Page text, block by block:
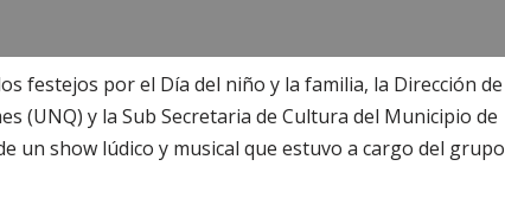
festejos por el Día del niño y la familia, la Dirección de
(UNQ) y la Sub Secretaria de Cultura del Municipio de
un show lúdico y musical que estuvo a cargo del grupo